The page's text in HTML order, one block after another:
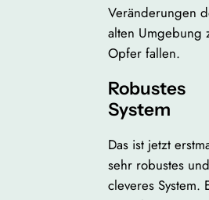
Veränderungen
alten Umgebung
Opfer fallen.
Robustes
System
Das ist jetzt
sehr robustes und
cleveres System.